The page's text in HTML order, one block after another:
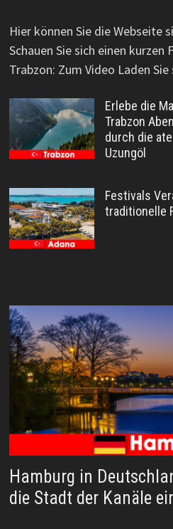
Hier können Sie die Webseite
Schauen Sie sich einen kurzen
Trabzon: Zum Video Laden
Erlebe die
Trabzon
durch die
Uzungöl
Festivals
traditionelle
Hamburg in
die Stadt der Kanäle